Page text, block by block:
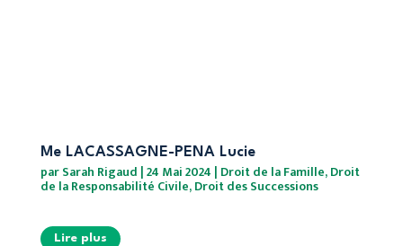
Me LACASSAGNE-PENA Lucie
parSarah Rigaud |24 Mai 2024 | Droit de la Famille,Droit
de la Responsabilité Civile,Droit des Successions
Lire plus